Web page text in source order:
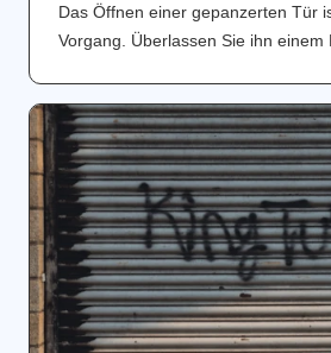
Das Öffnen einer gepanzerten Tür
Vorgang. Überlassen Sie ihn einem